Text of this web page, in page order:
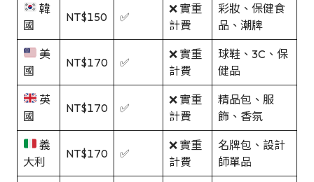
韓
國
NT$150 ✅
❌ 實重
計費
彩妝、保健食
品、潮牌
美
國
NT$170 ✅
❌ 實重
計費
球鞋、3C、保
健品
英
國
NT$170 ✅
❌ 實重
計費
精品包、服
飾、香氛
義
大利
NT$170 ✅
❌ 實重
計費
名牌包、設計
師單品